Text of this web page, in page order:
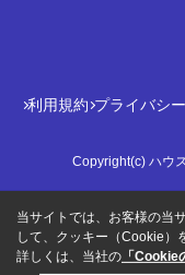
利用規約 プライバシ
Copyright(c) ハウ
当サイトでは、お客様の当
して、クッキー（Cookie）
詳しくは、当社の 「Cookie